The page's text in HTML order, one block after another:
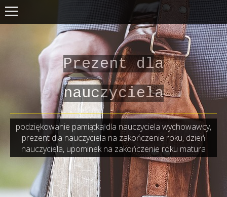
Prezent dla
nauczyciela
podziękowanie pamiątka dla nauczyciela wychowawcy,
prezent dla nauczyciela na zakończenie roku, dzień
nauczyciela, upominek na zakończenie roku matura